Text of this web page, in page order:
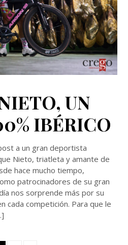
UN
IBÉRICO
a un gran deportista
Nieto, triatleta y amante de
hace mucho tiempo,
patrocinadores de su gran
nos sorprende más por su
cada competición. Para que le